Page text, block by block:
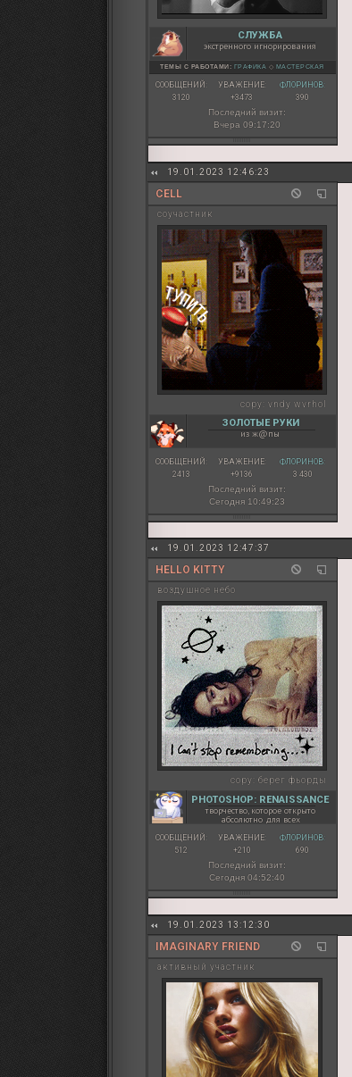
СЛУЖБА
экстренного игнорирования
ТЕМЫ С РАБОТАМИ: ГРАФИКА ◇ МАСТЕРСКАЯ
СООБЩЕНИЙ:
3120
УВАЖЕНИЕ:
+3473
ФЛОРИНОВ:
390
Последний визит:
Вчера 09:17:20
19.01.2023 12:46:23
CELL
соучастник
copy: vndy wvrhol
ЗОЛОТЫЕ РУКИ
из ж@пы
СООБЩЕНИЙ:
2413
УВАЖЕНИЕ:
+9136
ФЛОРИНОВ:
3 430
Последний визит:
Сегодня 10:49:23
19.01.2023 12:47:37
HELLO KITTY
воздушное небо
copy: берег фьорды
PHOTOSHOP: RENAISSANCE
творчество, которое открыто
абсолютно для всех
СООБЩЕНИЙ:
512
УВАЖЕНИЕ:
+210
ФЛОРИНОВ:
690
Последний визит:
Сегодня 04:52:40
19.01.2023 13:12:30
IMAGINARY FRIEND
активный участник